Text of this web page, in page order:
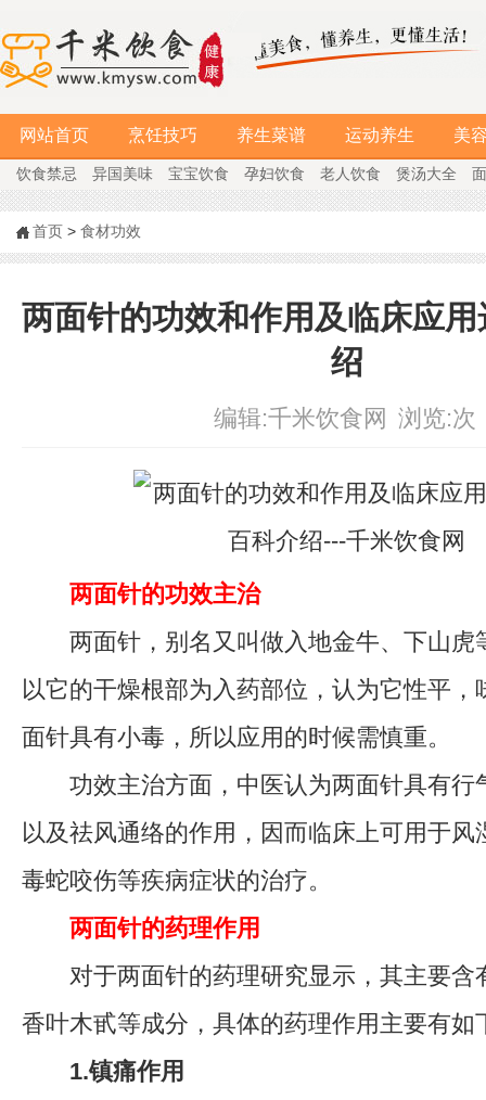
网站首页 烹饪技巧 养生菜谱 运动养生 美
饮食禁忌 异国美味 宝宝饮食 孕妇饮食 老人饮食 煲汤大全
首页 > 食材功效
两面针的功效和作用及临床应
绍
编辑:千米饮食网 浏览:次
两面针的功效主治
两面针，别名又叫做入地金牛、下山虎
以它的干燥根部为入药部位，认为它性平，
面针具有小毒，所以应用的时候需慎重。
功效主治方面，中医认为两面针具有行
以及祛风通络的作用，因而临床上可用于风
毒蛇咬伤等疾病症状的治疗。
两面针的药理作用
对于两面针的药理研究显示，其主要含
香叶木甙等成分，具体的药理作用主要有如
1.镇痛作用